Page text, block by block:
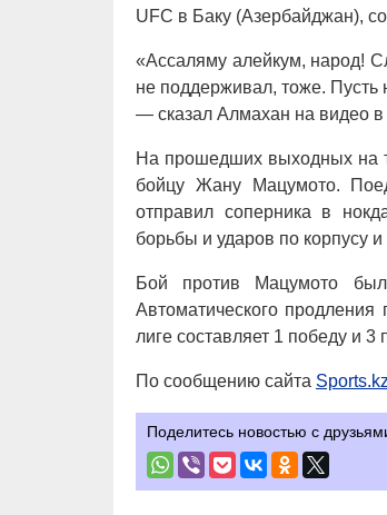
UFC в Баку (Азербайджан),
«Ассаляму алейкум, народ!
не поддерживал, тоже. Пусть
— сказал Алмахан на видео в
На прошедших выходных на
бойцу Жану Мацумото.
отправил соперника в
борьбы и ударов по корпусу
Бой против Мацумото
Автоматического
лиге составляет 1 победу и 3
По сообщению сайта Sports.kz
Поделитесь новостью с